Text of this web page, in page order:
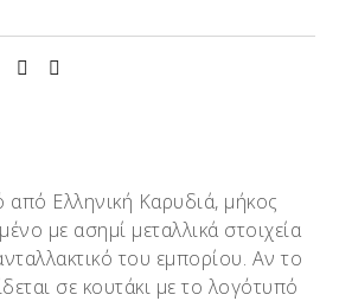
από Ελληνική Καρυδιά, μήκος
με ασημί μεταλλικά στοιχεία
του εμπορίου. Αν το
σε κουτάκι με το λογότυπό